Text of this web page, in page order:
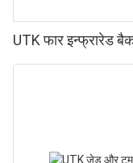
UTK फार इन्फ्रारेड